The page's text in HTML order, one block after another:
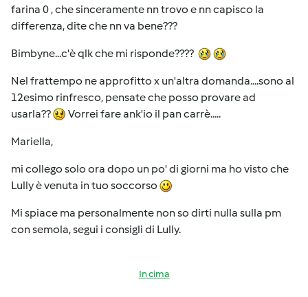
farina 0 , che sinceramente nn trovo e nn capisco la
differenza, dite che nn va bene???
Bimbyne...c'è qlk che mi risponde????
Nel frattempo ne approfitto x un'altra domanda....sono al
12esimo rinfresco, pensate che posso provare ad
usarla??
Vorrei fare ank'io il pan carrè.....
Mariella,
mi collego solo ora dopo un po' di giorni ma ho visto che
Lully è venuta in tuo soccorso
Mi spiace ma personalmente non so dirti nulla sulla pm
con semola, segui i consigli di Lully.
In cima